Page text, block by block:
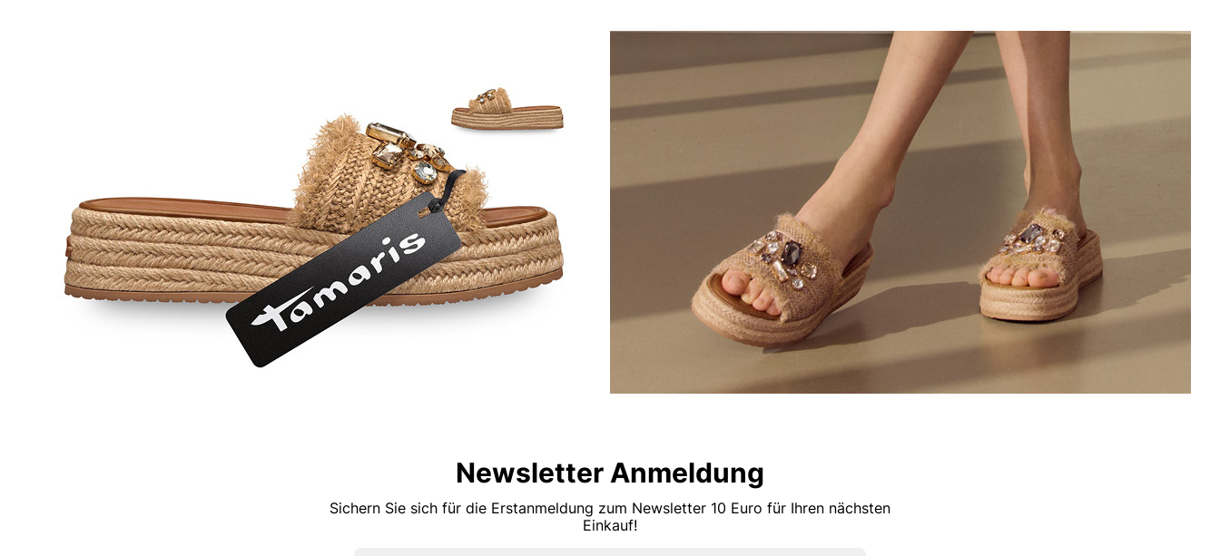
Newsletter Anmeldung
Sichern Sie sich für die Erstanmeldung zum Newsletter 10 Euro für Ihren nächsten
Einkauf!